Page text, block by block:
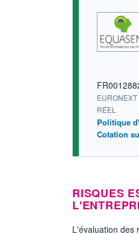
RÉEL
Politique
Cotation
RISQUES
L'évaluation des